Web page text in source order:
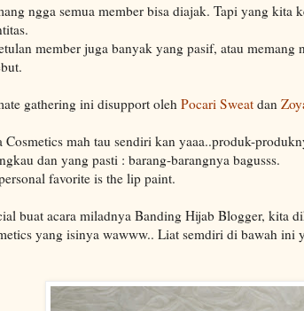
ngga semua member bisa diajak. Tapi yang kita
member juga banyak yang pasif, atau memang
gathering ini disupport oleh Pocari Sweat dan
Cosmetics mah tau sendiri kan yaaa..produk-
dan yang pasti : barang-barangnya bagusss.
favorite is the lip paint.
buat acara miladnya Banding Hijab Blogger, kita
yang isinya wawww.. Liat semdiri di bawah ini